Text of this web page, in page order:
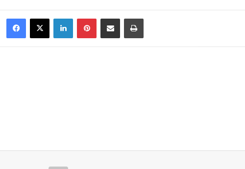
Facebook
X LinkedInPinterestShare via Email Print